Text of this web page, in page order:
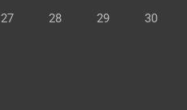
27 28 29 30